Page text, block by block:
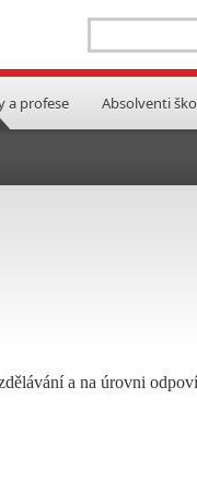
a profese Absolventi
a na úrovni